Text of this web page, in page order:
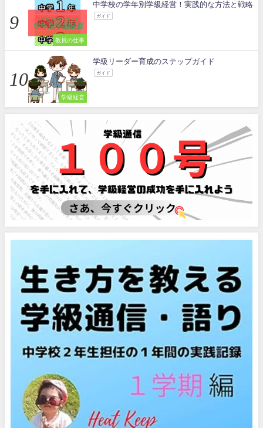
教員の仕事
中学校の学年別学級経営！実践的な方法と戦略
ガイド
学級経営
学級リーダー育成のステップガイド
ガイド